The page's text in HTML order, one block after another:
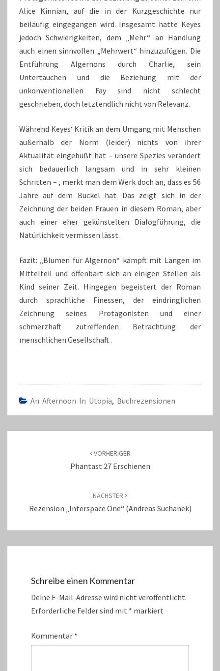
Alice Kinnian, auf die in der Kurzgeschichte nur
beiläufig eingegangen wird. Insgesamt hatte Keyes
jedoch Schwierigkeiten, dem „Mehr“ an Handlung
auch einen sinnvollen „Mehrwert“ hinzuzufügen. Die
Entführung Algernons durch Charlie, sein
Untertauchen und die Beziehung mit der
unkonventionellen Fay sind nicht schlecht
geschrieben, doch letztendlich nicht von Relevanz.
Während Keyes‘ Kritik an dem Umgang mit Menschen
außerhalb der Norm (leider) nichts von ihrer
Aktualität eingebüßt hat – unsere Spezies verändert
sich bedauerlich langsam und in sehr kleinen
Schritten – , merkt man dem Werk doch an, dass es 56
Jahre auf dem Buckel hat. Das zeigt sich in der
Zeichnung der beiden Frauen in diesem Roman, aber
auch einer eher gekünstelten Dialogführung, die
Natürlichkeit vermissen lässt.
Fazit: „Blumen für Algernon“ kämpft mit Längen im
Mittelteil und offenbart sich an einigen Stellen als
Kind seiner Zeit. Hingegen begeistert der Roman
durch sprachliche Finessen, der eindringlichen
Zeichnung seines Protagonisten und einer
schmerzhaft zutreffenden Betrachtung der
menschlichen Gesellschaft .
An Afternoon In Utopia, Buchrezensionen
VORHERIGER
Phantast 27 Erschienen
NÄCHSTER
Rezension „Interspace One“ (Andreas Suchanek)
Schreibe einen Kommentar
Deine E-Mail-Adresse wird nicht veröffentlicht.
Erforderliche Felder sind mit * markiert
Kommentar *